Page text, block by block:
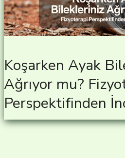
Koşarken Ayak
Ağrıyor mu?
Perspektifinden